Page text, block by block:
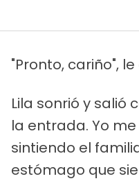
"Pronto, cariño", le
Lila sonrió y
la entrada. Yo
sintiendo el
estómago que